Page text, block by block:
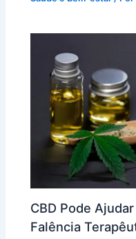
CBD Pode
Falência